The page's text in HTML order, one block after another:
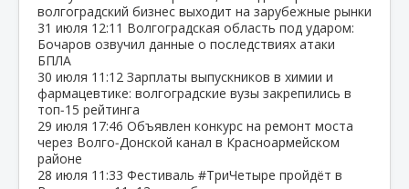
волгоградский бизнес выходит на зарубежные рынки
31 июля 12:11 Волгоградская область под ударом:
Бочаров озвучил данные о последствиях атаки
БПЛА
30 июля 11:12 Зарплаты выпускников в химии и
фармацевтике: волгоградские вузы закрепились в
топ‑15 рейтинга
29 июля 17:46 Объявлен конкурс на ремонт моста
через Волго‑Донской канал в Красноармейском
районе
28 июля 11:33 Фестиваль #ТриЧетыре пройдёт в